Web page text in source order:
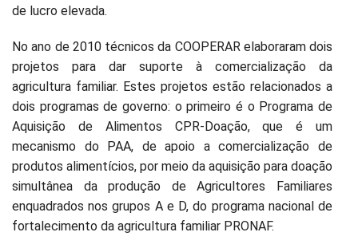
de lucro elevada.
No ano de 2010 técnicos da COOPERAR elaboraram dois
projetos para dar suporte à comercialização da
agricultura familiar. Estes projetos estão relacionados a
dois programas de governo: o primeiro é o Programa de
Aquisição de Alimentos CPR-Doação, que é um
mecanismo do PAA, de apoio a comercialização de
produtos alimentícios, por meio da aquisição para doação
simultânea da produção de Agricultores Familiares
enquadrados nos grupos A e D, do programa nacional de
fortalecimento da agricultura familiar PRONAF.